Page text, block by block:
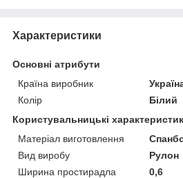
Характеристики
Основні атрибути
Країна виробник
Колір
Білий
Користувальницькі
Матеріал виготовлення
Вид виробу
Рулон
Ширина простирадла
0,6